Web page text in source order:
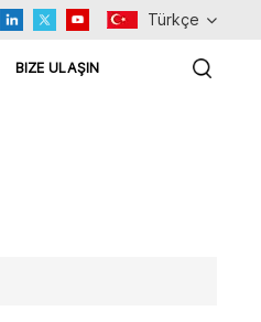
Türkçe
BIZE ULAŞIN